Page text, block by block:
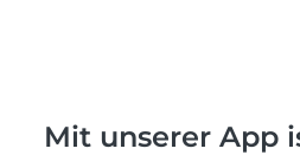
Mit unserer App